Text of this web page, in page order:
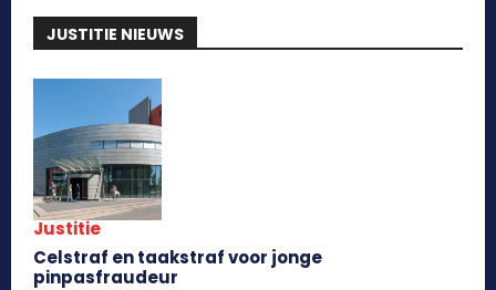
JUSTITIE NIEUWS
Justitie
Celstraf en taakstraf voor jonge
pinpasfraudeur